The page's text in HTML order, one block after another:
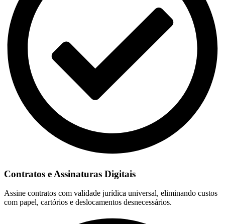
Contratos e Assinaturas Digitais
Assine contratos com validade jurídica universal, eliminando custos
com papel, cartórios e deslocamentos desnecessários.